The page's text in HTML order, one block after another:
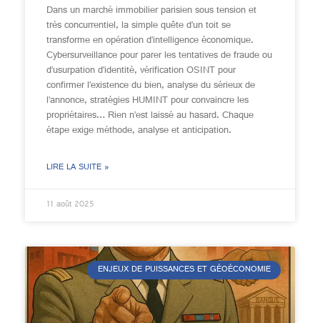
Dans un marché immobilier parisien sous tension et
très concurrentiel, la simple quête d’un toit se
transforme en opération d’intelligence économique.
Cybersurveillance pour parer les tentatives de fraude ou
d’usurpation d’identité, vérification OSINT pour
confirmer l’existence du bien, analyse du sérieux de
l’annonce, stratégies HUMINT pour convaincre les
propriétaires… Rien n’est laissé au hasard. Chaque
étape exige méthode, analyse et anticipation.
LIRE LA SUITE »
11 août 2025
ENJEUX DE PUISSANCES ET GÉOÉCONOMIE